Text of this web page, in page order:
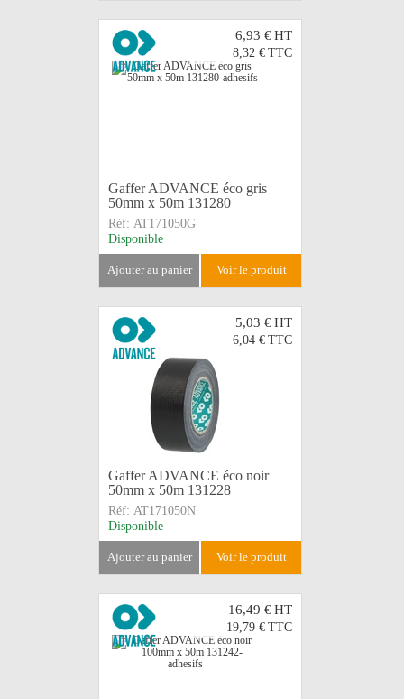
6,93 €HT
8,32 € TTC
Gaffer ADVANCE éco gris
50mm x 50m 131280
Réf: AT171050G
Disponible
ajouter au panier voir le produit
5,03 €HT
6,04 € TTC
Gaffer ADVANCE éco noir
50mm x 50m 131228
Réf: AT171050N
Disponible
ajouter au panier voir le produit
16,49 €HT
19,79 € TTC